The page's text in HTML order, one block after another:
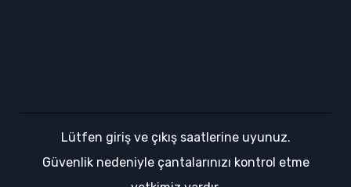
Lütfen giriş ve çıkış saatlerine uyunuz.
Güvenlik nedeniyle çantalarınızı kontrol etme